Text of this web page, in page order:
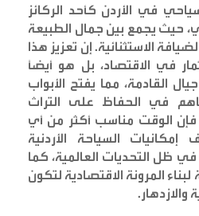
في الأردن كأحد الركائز
حيث يجمع بين جمال الطبيعة
الاستثنائية. إن تعزيز هذا
في الاقتصاد، بل هو أيضًا
القادمة، مما يفتح الأبواب
في الحفاظ على التراث
فإن الوقت مناسب أكثر من أي
السياحة الأردنية
ظل التحديات العالمية، كما
لبناء المرونة الاقتصادية لتكون
.